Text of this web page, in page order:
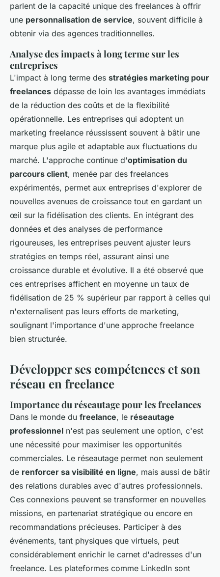
parlent de la capacité unique des freelances à offrir
une personnalisation de service, souvent difficile à
obtenir via des agences traditionnelles.
Analyse des impacts à long terme sur les
entreprises
L'impact à long terme des stratégies marketing pour
freelances dépasse de loin les avantages immédiats
de la réduction des coûts et de la flexibilité
opérationnelle. Les entreprises qui adoptent un
marketing freelance réussissent souvent à bâtir une
marque plus agile et adaptable aux fluctuations du
marché. L'approche continue d'optimisation du
parcours client, menée par des freelances
expérimentés, permet aux entreprises d'explorer de
nouvelles avenues de croissance tout en gardant un
œil sur la fidélisation des clients. En intégrant des
données et des analyses de performance
rigoureuses, les entreprises peuvent ajuster leurs
stratégies en temps réel, assurant ainsi une
croissance durable et évolutive. Il a été observé que
ces entreprises affichent en moyenne un taux de
fidélisation de 25 % supérieur par rapport à celles qui
n'externalisent pas leurs efforts de marketing,
soulignant l'importance d'une approche freelance
bien structurée.
Développer ses compétences et son
réseau en freelance
Importance du réseautage pour les freelances
Dans le monde du freelance, le réseautage
professionnel n'est pas seulement une option, c'est
une nécessité pour maximiser les opportunités
commerciales. Le réseautage permet non seulement
de renforcer sa visibilité en ligne, mais aussi de bâtir
des relations durables avec d'autres professionnels.
Ces connexions peuvent se transformer en nouvelles
missions, en partenariat stratégique ou encore en
recommandations précieuses. Participer à des
événements, tant physiques que virtuels, peut
considérablement enrichir le carnet d'adresses d'un
freelance. Les plateformes comme LinkedIn sont